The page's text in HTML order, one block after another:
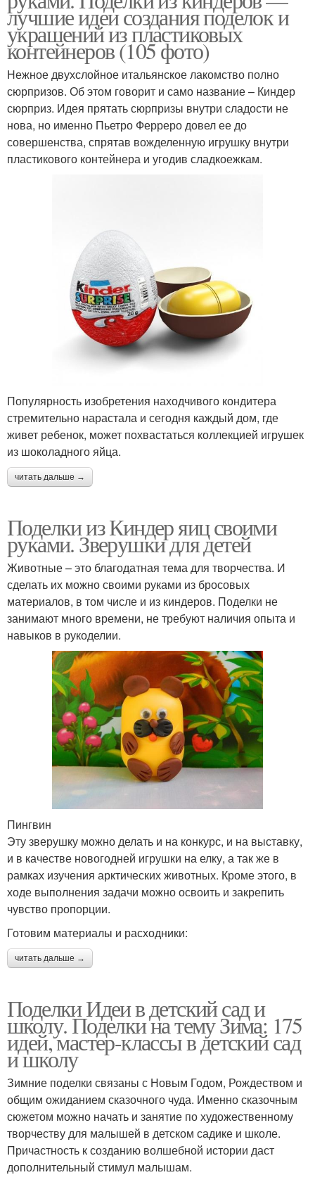
лучшие идеи создания поделок и
украшений из пластиковых
контейнеров (105 фото)
Нежное двухслойное итальянское лакомство полно
сюрпризов. Об этом говорит и само название – Киндер
сюрприз. Идея прятать сюрпризы внутри сладости не
нова, но именно Пьетро Ферреро довел ее до
совершенства, спрятав вожделенную игрушку внутри
пластикового контейнера и угодив сладкоежкам.
Популярность изобретения находчивого кондитера
стремительно нарастала и сегодня каждый дом, где
живет ребенок, может похвастаться коллекцией игрушек
из шоколадного яйца.
читать дальше →
Поделки из Киндер яиц своими
руками. Зверушки для детей
Животные – это благодатная тема для творчества. И
сделать их можно своими руками из бросовых
материалов, в том числе и из киндеров. Поделки не
занимают много времени, не требуют наличия опыта и
навыков в рукоделии.
Пингвин
Эту зверушку можно делать и на конкурс, и на выставку,
и в качестве новогодней игрушки на елку, а так же в
рамках изучения арктических животных. Кроме этого, в
ходе выполнения задачи можно освоить и закрепить
чувство пропорции.
Готовим материалы и расходники:
читать дальше →
Поделки Идеи в детский сад и
школу. Поделки на тему Зима: 175
идей, мастер-классы в детский сад
и школу
Зимние поделки связаны с Новым Годом, Рождеством и
общим ожиданием сказочного чуда. Именно сказочным
сюжетом можно начать и занятие по художественному
творчеству для малышей в детском садике и школе.
Причастность к созданию волшебной истории даст
дополнительный стимул малышам.